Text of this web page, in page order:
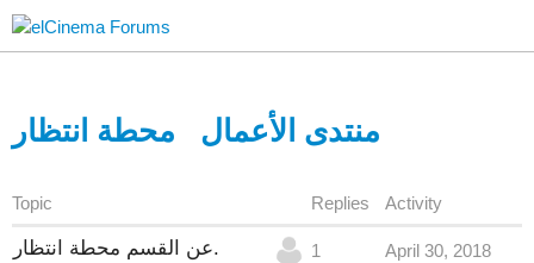
منتدى الأعمال محطة انتظار
Topic Replies Activity
عن القسم محطة انتظار. 1 April 30, 2018